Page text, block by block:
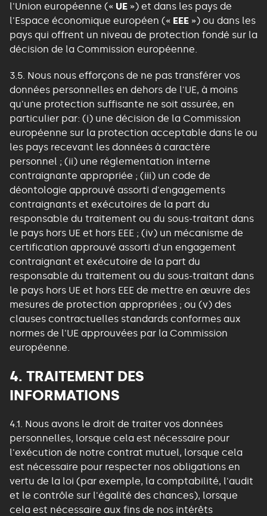
l'Union européenne (« UE ») et dans les pays de
l'Espace économique européen (« EEE ») ou dans les
pays qui offrent un niveau de protection fondé sur la
décision de la Commission européenne.
3.5. Nous nous efforçons de ne pas transférer vos
données personnelles en dehors de l'UE, à moins
qu'une protection suffisante ne soit assurée, en
particulier par: (i) une décision de la Commission
européenne sur la protection acceptable dans le ou
les pays recevant les données à caractère
personnel ; (ii) une réglementation interne
contraignante appropriée ; (iii) un code de
déontologie approuvé assorti d'engagements
contraignants et exécutoires de la part du
responsable du traitement ou du sous-traitant dans
le pays hors UE et hors EEE ; (iv) un mécanisme de
certification approuvé assorti d'un engagement
contraignant et exécutoire de la part du
responsable du traitement ou du sous-traitant dans
le pays hors UE et hors EEE de mettre en œuvre des
mesures de protection appropriées ; ou (v) des
clauses contractuelles standards conformes aux
normes de l'UE approuvées par la Commission
européenne.
4. TRAITEMENT DES
INFORMATIONS
4.1. Nous avons le droit de traiter vos données
personnelles, lorsque cela est nécessaire pour
l'exécution de notre contrat mutuel, lorsque cela
est nécessaire pour respecter nos obligations en
vertu de la loi (par exemple, la comptabilité, l'audit
et le contrôle sur l'égalité des chances), lorsque
cela est nécessaire aux fins de nos intérêts